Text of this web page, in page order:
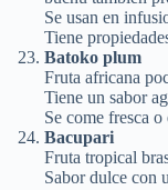
Se usan en
Tiene
Batoko plum
Fruta africana
Tiene un sabor
Se come fresca
Bacupari
Fruta tropical
Sabor dulce con